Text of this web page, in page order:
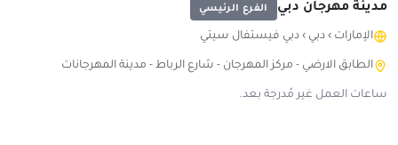
مدينة مهرجان دبي الفرع الرئيسي
الإمارات › دبي › دبي فيستفال سيتي
الطابق الارضي - مركز المهرجان - شارع الرباط - مدينة المهرجانات
ساعات العمل غير مُدرجة بعد.